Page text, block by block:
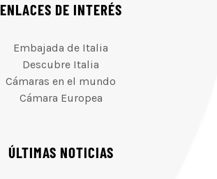
ENLACES DE INTERÉS
Embajada de Italia
Descubre Italia
Cámaras en el mundo
Cámara Europea
ÚLTIMAS NOTICIAS